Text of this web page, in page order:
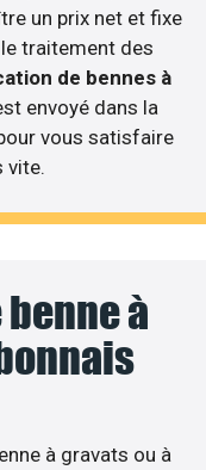
un prix net et fixe
traitement des
de bennes à
envoyé dans la
vous satisfaire
vite.
à
à gravats ou à